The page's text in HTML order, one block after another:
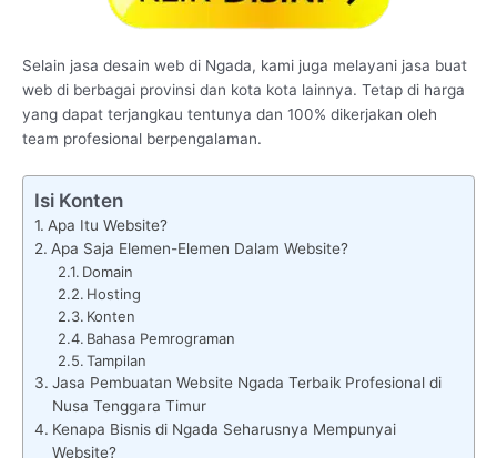
Selain jasa desain web di Ngada, kami juga melayani jasa buat
web di berbagai provinsi dan kota kota lainnya. Tetap di harga
yang dapat terjangkau tentunya dan 100% dikerjakan oleh
team profesional berpengalaman.
Isi Konten
Apa Itu Website?
Apa Saja Elemen-Elemen Dalam Website?
Domain
Hosting
Konten
Bahasa Pemrograman
Tampilan
Jasa Pembuatan Website Ngada Terbaik Profesional di
Nusa Tenggara Timur
Kenapa Bisnis di Ngada Seharusnya Mempunyai
Website?